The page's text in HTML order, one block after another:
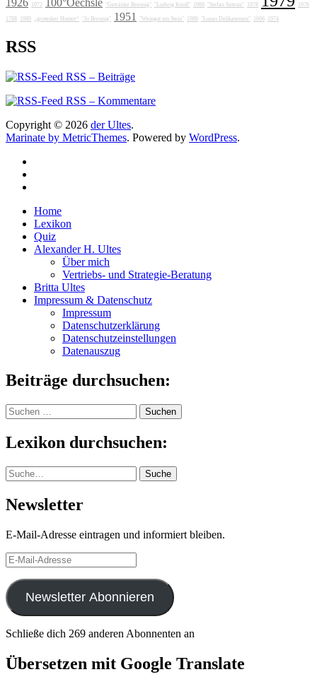
1972 "Getränke Breunig" "Ludwig Knoll" 1988 "Stefan Sattran" 1978 1976
1788 1989 „grotesker Humor“ "Jo Breunig" 1951 "Weingut am Stein" 1986 "Lunas Delikatessen" 1606 1974
RSS
RSS – Beiträge
RSS – Kommentare
Copyright © 2026 der Ultes.
Marinate by MetricThemes. Powered by WordPress.
Home
Lexikon
Quiz
Alexander H. Ultes
Über mich
Vertriebs- und Strategie-Beratung
Britta Ultes
Impressum & Datenschutz
Impressum
Datenschutzerklärung
Datenschutzeinstellungen
Datenauszug
Beiträge durchsuchen:
Suchen
nach:
Lexikon durchsuchen:
Suche Suche
Newsletter
E-Mail-Adresse eintragen und informiert bleiben.
E-
Mail-
Adresse
Newsletter Abonnieren
Schließe dich 269 anderen Abonnenten an
Übersetzen mit Google Translate